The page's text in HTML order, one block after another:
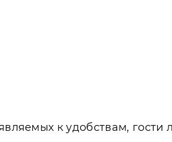
к удобствам,